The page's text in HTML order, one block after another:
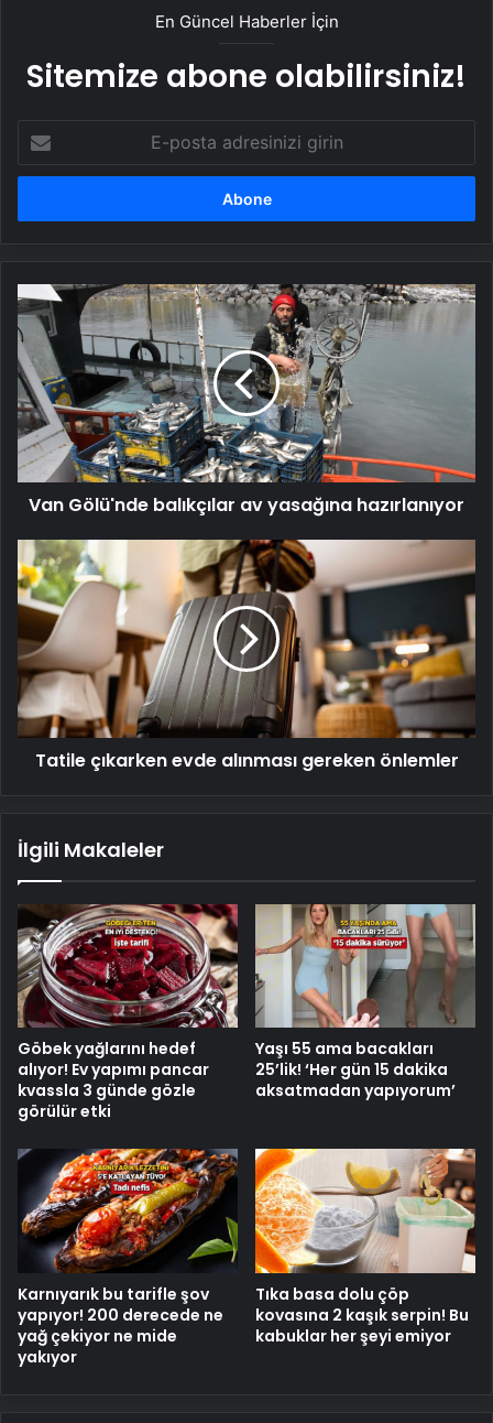
En Güncel Haberler İçin
Sitemize abone olabilirsiniz!
posta
adresinizi
Van
Gölü'nde
balıkçılar
av
yasağına
hazırlanıyor
Van Gölü'nde balıkçılar av yasağına hazırlanıyor
Tatile
çıkarken
evde
alınması
gereken
önlemler
Tatile çıkarken evde alınması gereken önlemler
İlgili Makaleler
Göbek yağlarını hedef
alıyor! Ev yapımı pancar
kvassla 3 günde gözle
görülür etki
Yaşı 55 ama bacakları
25’lik! ‘Her gün 15 dakika
aksatmadan yapıyorum’
Karnıyarık bu tarifle şov
yapıyor! 200 derecede ne
yağ çekiyor ne mide
yakıyor
Tıka basa dolu çöp
kovasına 2 kaşık serpin! Bu
kabuklar her şeyi emiyor